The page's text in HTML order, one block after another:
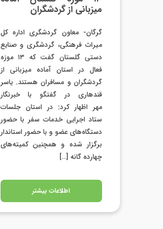
میزبانی از گردشگران
گرگان- معاون گردشگری اداره کل
میراث فرهنگی، گردشگری و صنایع
دستی گلستان گفت که ۱۳ موزه
فعال در استان آماده میزبانی از
گردشگران و مسافران هستند. یاسر
قندهاری در گفتگو با خبرنگار
مهر اظهار کرد: در استان جلسات
ستاد اجرایی خدمات سفر با حضور
دستگاه‌های عضو و با حضور استاندار
برگزار شده و همچنین کمیته‌های
چهارده گانه […]
اطلاعات بیشتر